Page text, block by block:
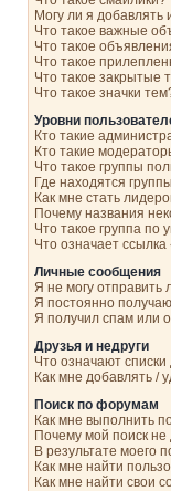
Могу ли я
Что такое важные
Что такое
Что такое
Что такое закрытые
Что такое значки
Уровни
Кто такие
Кто такие
Что такое группы
Где находятся
Как мне стать
Почему названия
Что такое группа по
Что означает
Личные сообщения
Я не могу
Я постоянно
Я получил спам или
Друзья и недруги
Что означают списки
Как мне добавлять /
Поиск по форумам
Как мне выполнить
Почему мой поиск не
В результате моего
Как мне найти
Как мне найти свои